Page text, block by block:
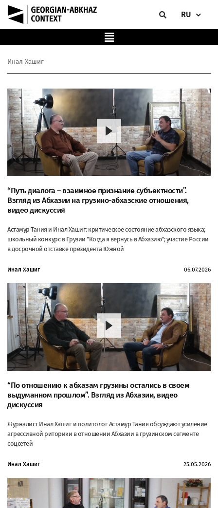
RU
Инал Хашиг
“Путь диалога – взаимное признание субъектности”.
Взгляд из Абхазии на грузино-абхазские отношения,
видео дискуссия
Астамур Тания и Инал Хашиг: критическое состояние абхазского языка;
школьный конкурс в Грузии "Когда я вернусь в Абхазию"; участие России
в досрочной отставке президента Южной
Инал Хашиг 06.07.2026
“По отношению к абхазам грузины остались в своем
выдуманном прошлом”. Взгляд из Абхазии, видео
дискуссия
Журналист Инал Хашиг и политолог Астамур Тания обсуждают усиление
агрессивной риторики в отношении Абхазии в грузинском сегменте
соцсетей
Инал Хашиг 25.05.2026